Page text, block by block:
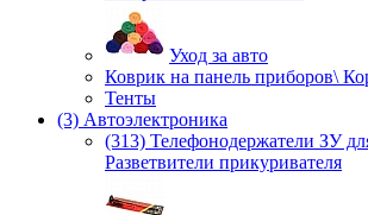
Уход за авто
Коврик на панель приборов\
Тенты
(3) Автоэлектроника
(313) Телефонодержатели ЗУ
Разветвители прикуривателя